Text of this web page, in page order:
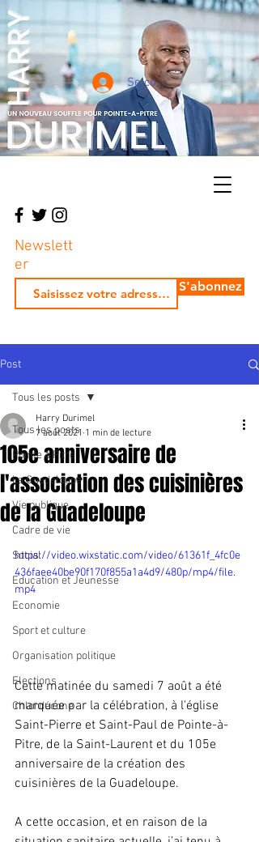
Se connecter
Newslett
er
S'abonnez
Post
Tous les posts
Pointe à Pitre
La Guadeloupe
Vie publique
Cadre de vie
Social
Education et Jeunesse
Economie
Sport et culture
Organisation politique
Elections
Chlordécone
Tous les posts
105e anniversaire de
l'association des cuisinières
de la Guadeloupe
Harry Durimel
7 août 2021 1 min de lecture
https://video.wixstatic.com/video/61361f_4fc0e
436faee40be90f170f855a1a4d9/480p/mp4/file.
mp4
Cette matinée du samedi 7 août a été
marquée par la célébration, à l'église
Saint-Pierre et Saint-Paul de Pointe-à-
Pitre, de la Saint-Laurent et du 105e
anniversaire de la création des
cuisinières de la Guadeloupe.
A cette occasion, et en raison de la